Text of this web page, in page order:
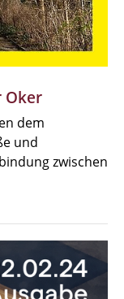
Oker
dem
und
zwischen